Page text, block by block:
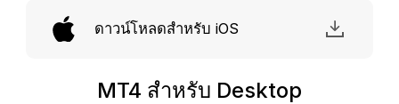
ดาวน์โหลดสำหรับ iOS
MT4 สำหรับ Desktop